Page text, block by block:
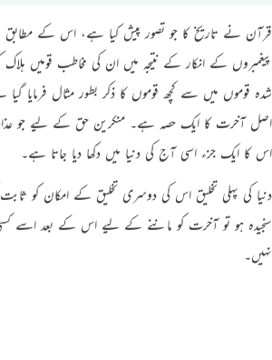
قرآن نے تاریخ کا جو تصور پیش کیا ہے، اس کے مطابق
پیغمبروں کے انکار کے نتیجہ میں ان کی مخاطب قومیں
شدہ قوموں میں سے کچھ قوموں کا ذکر بطور مثال فرمایا
اصل آخرت کا ایک حصہ ہے۔ منکرین حق کے لیے جو
اس کا ایک جزء اسی آج کی دنیا میں دکھا دیا جاتا ہے۔
دنیا کی پہلی تخلیق اس کی دوسری تخلیق کے امکان کو
سنجیدہ ہو تو آخرت کو ماننے کے لیے اس کے بعد اسے
نہیں۔